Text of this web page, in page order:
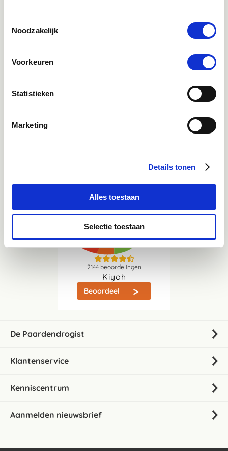
Noodzakelijk
Voorkeuren
Statistieken
Marketing
Details tonen
Alles toestaan
Selectie toestaan
Ontdek onze stories
Wij reageren binnen 1 werkdag op jouw gestelde
06-21959869
9.4
2144beoordelingen
Kiyoh
Beoordeel
De Paardendrogist
Klantenservice
Kenniscentrum
Aanmelden nieuwsbrief